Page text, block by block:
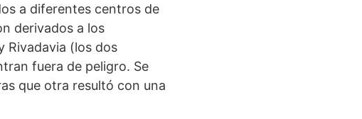
a diferentes centros de
derivados a los
Rivadavia (los dos
fuera de peligro. Se
que otra resultó con una